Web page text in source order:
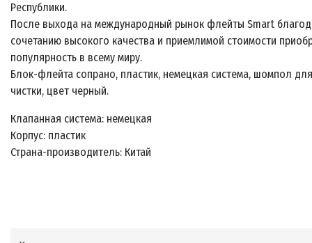
Республики.
После выхода на международный рынок флейты Smart
сочетанию высокого качества и приемлимой стоимости
популярность в всему миру.
Блок-флейта сопрано, пластик, немецкая система, шомпол для
чистки, цвет черный.
Клапанная система: немецкая
Корпус: пластик
Страна-производитель: Китай